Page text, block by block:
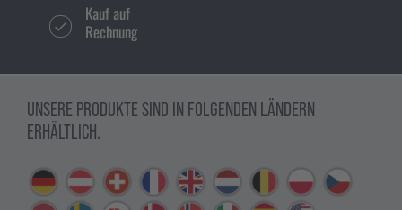
Kauf auf
Rechnung
UNSERE PRODUKTE SIND IN FOLGENDEN LÄNDERN
ERHÄLTLICH.